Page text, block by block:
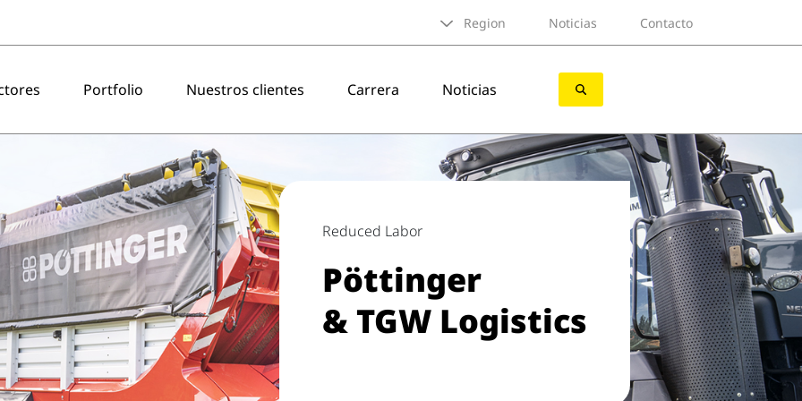
Region Noticias Contacto
Portfolio Nuestros clientes Carrera Noticias
Reduced Labor
Pöttinger
& TGW Logistics